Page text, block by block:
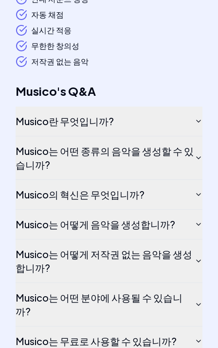
자동 채점
실시간 적응
무한한 창의성
저작권 없는 음악
Musico'sQ&A
Musico란 무엇입니까?
Musico는 어떤 종류의 음악을 생성할 수 있
습니까?
Musico의 혁신은 무엇입니까?
Musico는 어떻게 음악을 생성합니까?
Musico는 어떻게 저작권 없는 음악을 생성
합니까?
Musico는 어떤 분야에 사용될 수 있습니
까?
Musico는 무료로 사용할 수 있습니까?